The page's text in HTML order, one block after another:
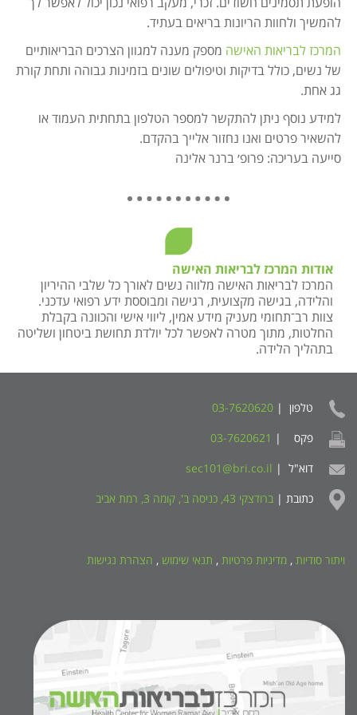
להמשיך ולחוות הריונות בריאים בעתיד.
המרכז לבריאות האישה מספק מענה למגוון הצרכים הבריאותיים
של נשים, כולל בדיקות וטיפולים שונים בזמינות גבוהה ותחת קורת
גג אחת.
למידע נוסף ניתן להתקשר למספר הטלפון בתחתית העמוד או
להשאיר פרטים ואנו נחזור אלייך בהקדם.
סייעה בעריכה: פרופ׳ ברנר אלינה
אודות המרכז לבריאות האישה
המרכז לבריאות האישה מלווה נשים לאורך כל שלבי ההיריון
והלידה, בגישה מקצועית, רגישה ומבוססת ידע רפואי עדכני.
צוות רב־תחומי מעניק מידע אמין, ליווי אישי והכוונה בקבלת
החלטות, מתוך מטרה לאפשר לכל יולדת תחושת ביטחון ושליטה
בתהליך הלידה.
טלפון | 03-7620620
פקס | 03-7620621
דוא"ל | sec101@bri.co.il
כתובת | ברודצקי 43, כניסה ב', קומה 3, רמת אביב
ויתור סודיות , מדיניות פרטיות , תנאי שימוש , הצהרת נגישות